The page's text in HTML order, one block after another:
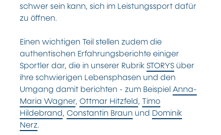
schwer sein kann, sich im Leistungssport dafür
zu öffnen.
Einen wichtigen Teil stellen zudem die
authentischen Erfahrungsberichte einiger
Sportler dar, die in unserer RubrikSTORYS über
ihre schwierigen Lebensphasen und den
Umgang damit berichten - zum BeispielAnna-
Maria Wagner, Ottmar Hitzfeld, Timo
Hildebrand, Constantin Braun und Dominik
Nerz.